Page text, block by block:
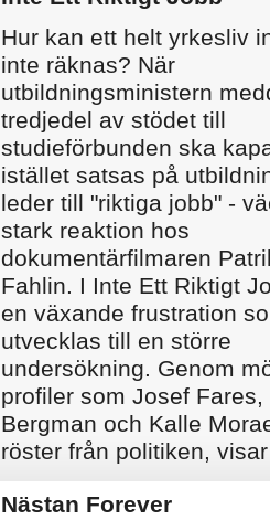
Hur kan ett helt yrkesliv
inte räknas? När
utbildningsministern
tredjedel av stödet till
studieförbunden ska
istället satsas på
leder till "riktiga jobb" -
stark reaktion hos
dokumentärfilmaren
Fahlin. I Inte Ett Riktigt
en växande frustration
utvecklas till en större
undersökning. Genom
profiler som Josef Fares,
Bergman och Kalle
röster från politiken,
Nästan Forever